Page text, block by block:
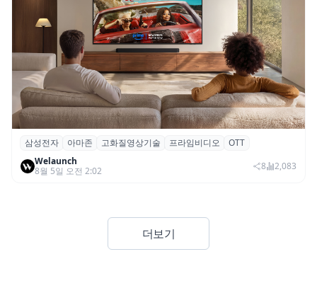
삼성전자·아마존, 프라임 비디오에 ‘HDR10+
어드밴스드’ 적용
삼성전자 아마존 고화질영상기술 프라임비디오
OTT
Welaunch
8월 5일 오전 2:02
8 2,083
더보기